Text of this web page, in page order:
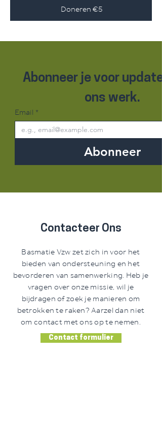
Doneren €5
Abonneer je voor
ons werk.
Email *
Abonneer
Contacteer Ons
Basmatie Vzw zet zich in voor het
bieden van ondersteuning en het
bevorderen van samenwerking. Heb je
vragen over onze missie, wil je
bijdragen of zoek je manieren om
betrokken te raken? Aarzel dan niet
om contact met ons op te nemen.
Contact formulier